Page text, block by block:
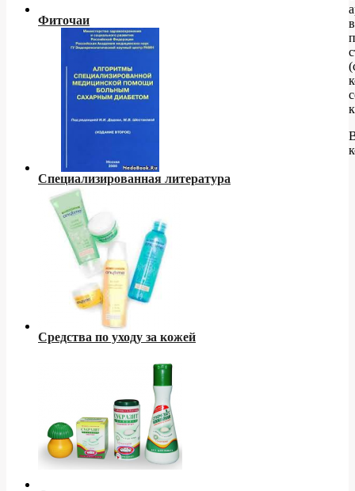
Фиточаи
Специализированная литература
Средства по уходу за кожей